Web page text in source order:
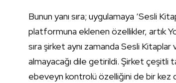
Bunun yanı sıra; uygulamaya ‘Sesli
platformuna eklenen özellikler, artık
sıra şirket aynı zamanda Sesli
almayacağı dile getirildi. Şirket çeşitli
ebeveyn kontrolü özelliğini de bir kez